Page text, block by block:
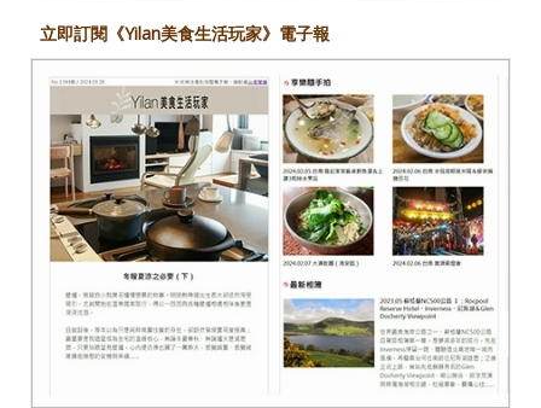
立即訂閱《Yilan美食生活玩家》電子報